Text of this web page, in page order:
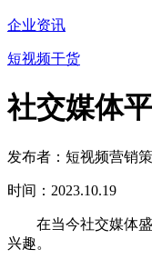
企业资讯
短视频干货
社交媒体
发布者：短视频营销
时间：2023.10.19
在当今社交媒体盛
兴趣。